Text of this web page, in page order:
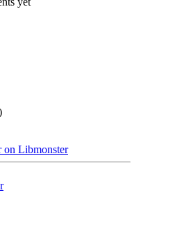
on Libmonster